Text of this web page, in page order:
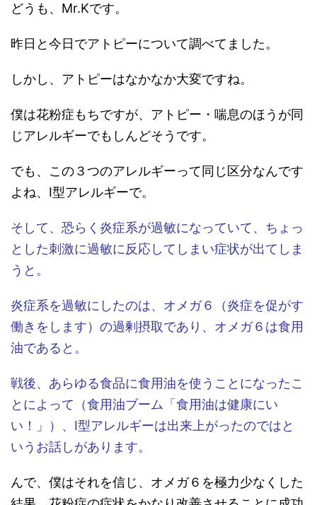
どうも、Mr.Kです。
昨日と今日でアトピーについて調べてました。
しかし、アトピーはなかなか大変ですね。
僕は花粉症もちですが、アトピー・喘息のほうが同
じアレルギーでもしんどそうです。
でも、この３つのアレルギーって同じ区分なんです
よね、Ⅰ型アレルギーで。
そして、恐らく炎症系が過敏になっていて、ちょっ
とした刺激に過敏に反応してしまい症状が出てしま
うと。
炎症系を過敏にしたのは、オメガ６（炎症を促がす
働きをします）の過剰摂取であり、オメガ６は食用
油であると。
戦後、あらゆる食品に食用油を使うことになったこ
とによって（食用油ブーム「食用油は健康にい
い！」）、Ⅰ型アレルギーは出来上がったのではと
いうお話しがあります。
んで、僕はそれを信じ、オメガ６を極力少なくした